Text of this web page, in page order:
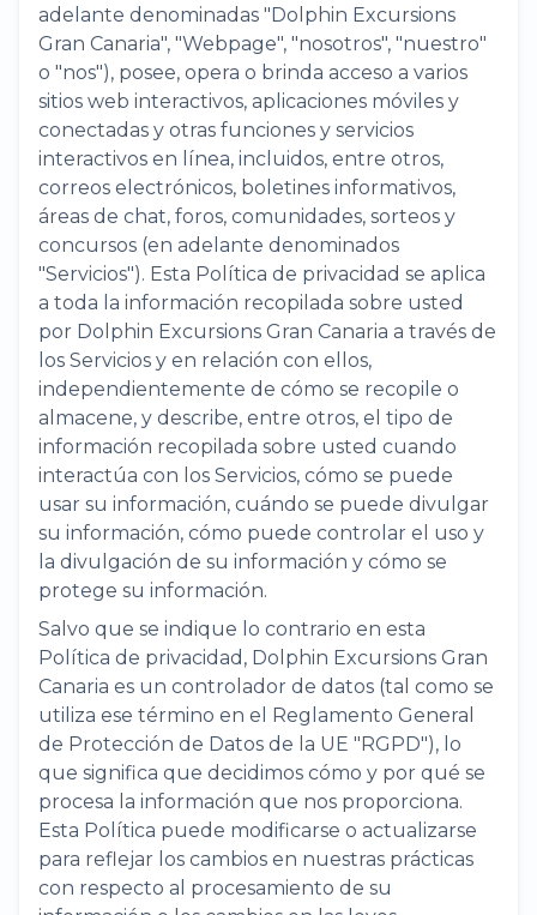
adelante denominadas "Dolphin Excursions
Gran Canaria", "Webpage", "nosotros", "nuestro"
o "nos"), posee, opera o brinda acceso a varios
sitios web interactivos, aplicaciones móviles y
conectadas y otras funciones y servicios
interactivos en línea, incluidos, entre otros,
correos electrónicos, boletines informativos,
áreas de chat, foros, comunidades, sorteos y
concursos (en adelante denominados
"Servicios"). Esta Política de privacidad se aplica
a toda la información recopilada sobre usted
por Dolphin Excursions Gran Canaria a través de
los Servicios y en relación con ellos,
independientemente de cómo se recopile o
almacene, y describe, entre otros, el tipo de
información recopilada sobre usted cuando
interactúa con los Servicios, cómo se puede
usar su información, cuándo se puede divulgar
su información, cómo puede controlar el uso y
la divulgación de su información y cómo se
protege su información.
Salvo que se indique lo contrario en esta
Política de privacidad, Dolphin Excursions Gran
Canaria es un controlador de datos (tal como se
utiliza ese término en el Reglamento General
de Protección de Datos de la UE "RGPD"), lo
que significa que decidimos cómo y por qué se
procesa la información que nos proporciona.
Esta Política puede modificarse o actualizarse
para reflejar los cambios en nuestras prácticas
con respecto al procesamiento de su